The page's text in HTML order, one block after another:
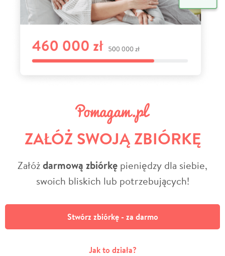
ZAŁÓŻ SWOJĄ ZBIÓRKĘ
Załóżdarmową zbiórkę pieniędzy dla siebie,
swoich bliskich lub potrzebujących!
Stwórz zbiórkę - za darmo
Jak to działa?